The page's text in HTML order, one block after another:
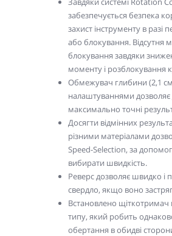
забезпечується безпека
захист інструменту в разі
або блокування. Відсутня
блокування завдяки
моменту і розблокування
Обмежувач глибини (2,1
налаштуваннями дозволяє
максимально точні
Досягти відмінних
різними матеріалами
Speed-Selection, за
вибирати швидкість.
Реверс дозволяє швидко і
свердло, якщо воно
Встановлено
типу, який робить
обертання в обидві